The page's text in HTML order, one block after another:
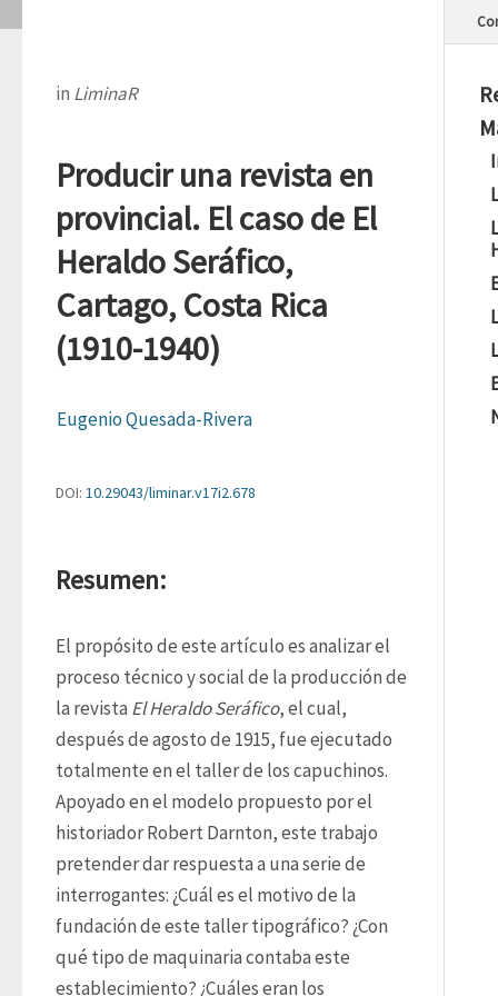
in LiminaR
Producir una revista en
provincial. El caso de El
Heraldo Seráfico,
Cartago, Costa Rica
(1910-1940)
Eugenio Quesada-Rivera
DOI: 10.29043/liminar.v17i2.678
Resumen:
El propósito de este artículo es analizar el
proceso técnico y social de la producción de
la revista El Heraldo Seráfico, el cual,
después de agosto de 1915, fue ejecutado
totalmente en el taller de los capuchinos.
Apoyado en el modelo propuesto por el
historiador Robert Darnton, este trabajo
pretender dar respuesta a una serie de
interrogantes: ¿Cuál es el motivo de la
fundación de este taller tipográfico? ¿Con
qué tipo de maquinaria contaba este
establecimiento? ¿Cuáles eran los